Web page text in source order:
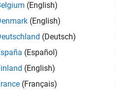
(English)
(English)
(Deutsch)
(Español)
(English)
(Français)